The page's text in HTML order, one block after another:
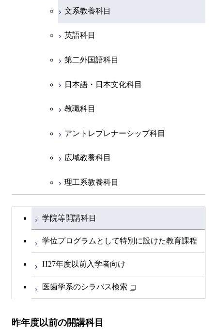
初年次専門科目
創造プロセス科目
共通専門科目
文系教養科目
英語科目
第二外国語科目
日本語・日本文化科目
教職科目
アントレプレナーシップ科目
広域教養科目
理工系教養科目
学士課程を切り替える
学院等開講科目
学位プログラムとして特別に設けた教育課程
H27年度以前入学者向け
医歯学系のシラバス検索
昨年度以前の開講科目